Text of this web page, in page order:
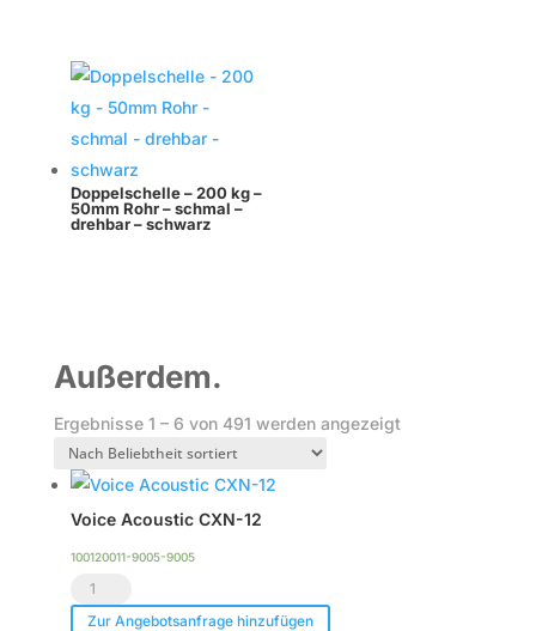
Doppelschelle – 200 kg –
50mm Rohr – schmal –
drehbar – schwarz
Außerdem.
Ergebnisse 1 – 6 von 491 werden angezeigtNach
Voice Acoustic CXN-12
100120011-9005-9005
Voice
Acoustic
Zur Angebotsanfrage hinzufügen